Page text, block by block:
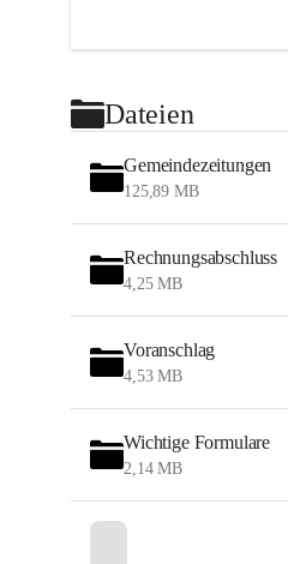
Dateien
Gemeindezeitungen
125,89 MB
Rechnungsabschluss
4,25 MB
Voranschlag
4,53 MB
Wichtige Formulare
2,14 MB